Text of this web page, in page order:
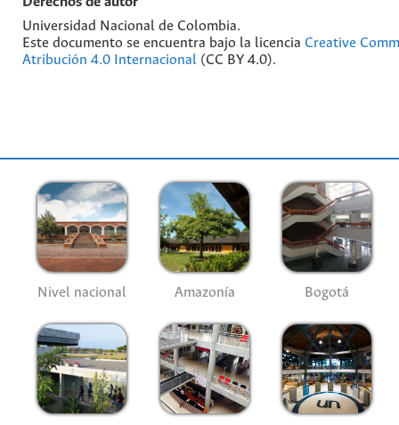
Universidad Nacional de Colombia.
Este documento se encuentra bajo la licencia Creative
Atribución 4.0 Internacional (CC BY 4.0).
Nivel nacional Amazonía Bogotá